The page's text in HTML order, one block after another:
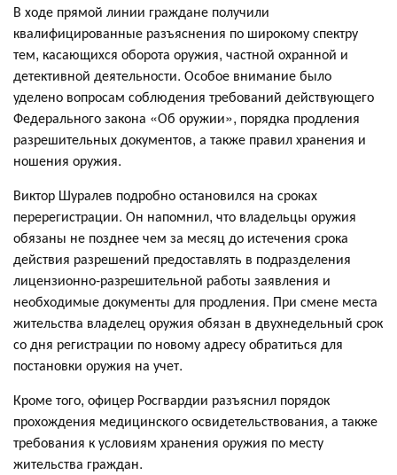
В ходе прямой линии граждане получили
квалифицированные разъяснения по широкому спектру
тем, касающихся оборота оружия, частной охранной и
детективной деятельности. Особое внимание было
уделено вопросам соблюдения требований действующего
Федерального закона «Об оружии», порядка продления
разрешительных документов, а также правил хранения и
ношения оружия.
Виктор Шуралев подробно остановился на сроках
перерегистрации. Он напомнил, что владельцы оружия
обязаны не позднее чем за месяц до истечения срока
действия разрешений предоставлять в подразделения
лицензионно-разрешительной работы заявления и
необходимые документы для продления. При смене места
жительства владелец оружия обязан в двухнедельный срок
со дня регистрации по новому адресу обратиться для
постановки оружия на учет.
Кроме того, офицер Росгвардии разъяснил порядок
прохождения медицинского освидетельствования, а также
требования к условиям хранения оружия по месту
жительства граждан.